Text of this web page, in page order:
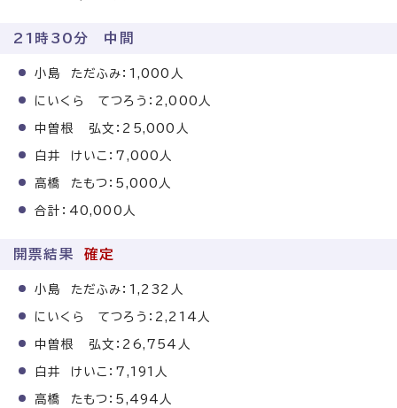
21時30分 中間
小島 ただふみ：1,000人
にいくら てつろう：2,000人
中曽根 弘文：25,000人
白井 けいこ：7,000人
高橋 たもつ：5,000人
合計：40,000人
開票結果 確定
小島 ただふみ：1,232人
にいくら てつろう：2,214人
中曽根 弘文：26,754人
白井 けいこ：7,191人
高橋 たもつ：5,494人